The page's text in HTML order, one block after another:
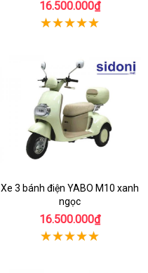
16.500.000₫
Xe 3 bánh điện YABO M10 xanh
ngọc
16.500.000₫